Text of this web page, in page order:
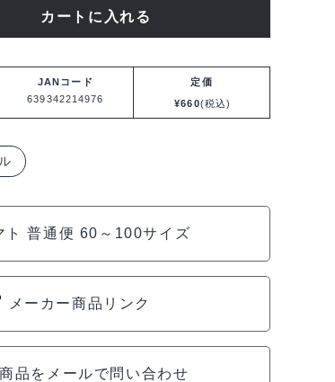
カートに入れる
JANコード
639342214976
定価
¥660(税込)
ト 普通便 60～100サイズ
メーカー商品リンク
品をメールで問い合わせ